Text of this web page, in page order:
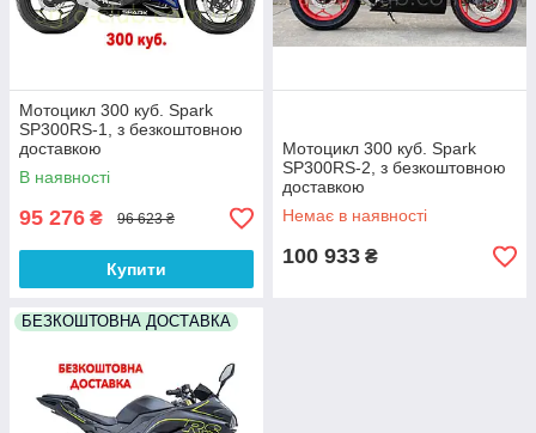
Мотоцикл 300 куб. Spark
SP300RS-1, з безкоштовною
доставкою
В наявності
95 276 ₴ 96 623 ₴
Купити
Мотоцикл 300 куб. Spark
SP300RS-2, з безкоштовною
доставкою
Немає в наявності
100 933 ₴
БЕЗКОШТОВНА ДОСТАВКА